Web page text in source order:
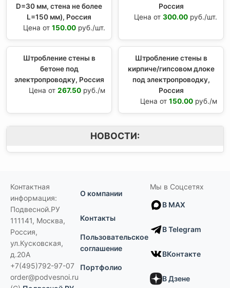
D=30 мм, стена не более
L=150 мм), Россия
Цена от 150.00 руб./шт.
Россия
Цена от 300.00 руб./шт.
Штробление стены в
бетоне под
электропроводку, Россия
Цена от 267.50 руб./м
Штробление стены в
кирпиче/гипсовом длоке
под электропроводку,
Россия
Цена от 150.00 руб./м
НОВОСТИ:
Контактная
информация:
Подвесной.РУ
111141, Москва,
Россия,
ул.Кусковская,
д.20А
+7(495)792-97-07
order@podvesnoi.ru
О компании
Контакты
Пользовательское
соглашение
Портфолио
Мы в Соцсетях
В MAX
В Telegram
ВКонтакте
В Дзене